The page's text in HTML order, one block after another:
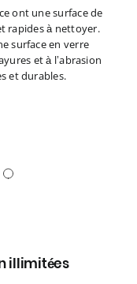
ont une surface de
rapides à nettoyer.
surface en verre
et à l’abrasion
et durables.
illimitées